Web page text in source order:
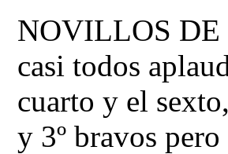
NOVILLOS DE
casi todos
cuarto y el
y 3º bravos